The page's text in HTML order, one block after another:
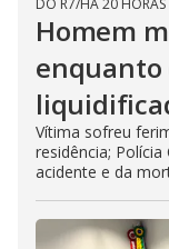
DO R7/HÁ 20 HORAS
Homem
enquanto
Vítima sofreu
residência;
acidente e da